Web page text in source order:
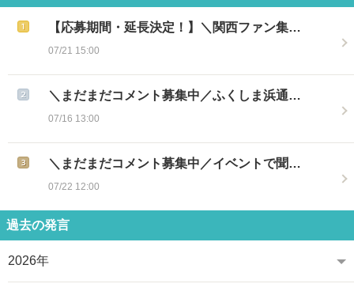
【応募期間・延長決定！】＼関西ファン集…
07/21 15:00
＼まだまだコメント募集中／ふくしま浜通…
07/16 13:00
＼まだまだコメント募集中／イベントで聞…
07/22 12:00
過去の発言
2026年